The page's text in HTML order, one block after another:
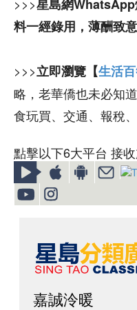
>>>星島網
料一經錄用，薄酬致意
>>>立即瀏覽【生活
略，老華僑也未必知
食玩買、交通、報稅
點擊以下6大平台 接